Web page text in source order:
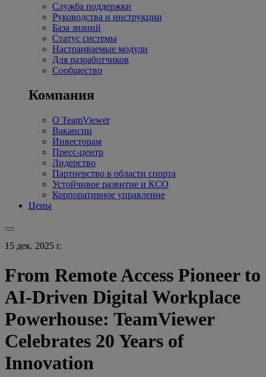
Служба поддержки
Руководства и инструкции
База знаний
Статус системы
Настраиваемые модули
Для разработчиков
Сообщество
Компания
О TeamViewer
Вакансии
Инвесторам
Пресс-центр
Лидерство
Партнерство в области спорта
Устойчивое развитие и КСО
Корпоративное управление
Цены
15 дек. 2025 г.
From Remote Access Pioneer to
AI-Driven Digital Workplace
Powerhouse: TeamViewer
Celebrates 20 Years of
Innovation